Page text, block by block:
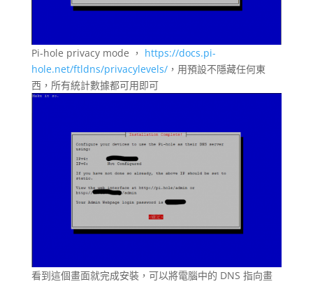
Pi-hole privacy mode ， https://docs.pi-
hole.net/ftldns/privacylevels/，用預設不隱藏任何東
西，所有統計數據都可用即可
看到這個畫面就完成安裝，可以將電腦中的 DNS 指向畫